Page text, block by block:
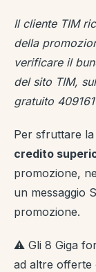
Il cliente TIM
della
verificare il
del sito TIM,
gratuito
Per sfruttare
credito
promozione,
un messaggio
promozione.
⚠️ Gli 8 Giga
ad altre offerte